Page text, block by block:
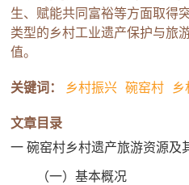
生、赋能共同富裕等方面取得
类型的乡村工业遗产保护与旅
值。
关键词： 乡村振兴 碗窑村 乡
文章目录
一 碗窑村乡村遗产旅游资源及
（一）基本概况